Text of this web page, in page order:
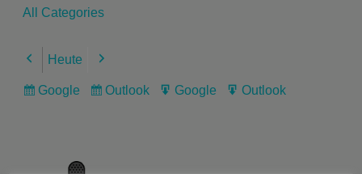
All Categories
Previous
Heute Next
Subscribe
Google
Subscribe
Outlook
Export
Google
Export
Outlook